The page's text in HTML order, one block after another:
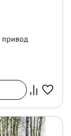
привод